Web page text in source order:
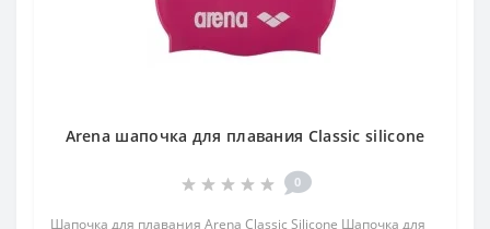
Arena шапочка для плавания Classic silicone
0
Шапочка для плавания Arena Classic Silicone Шапочка для